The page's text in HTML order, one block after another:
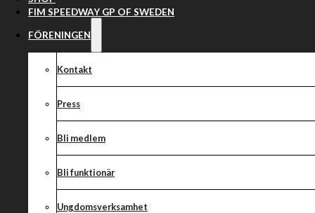
FIM SPEEDWAY GP OF SWEDEN
FÖRENINGEN
Kontakt
Press
Bli medlem
Bli funktionär
Ungdomsverksamhet